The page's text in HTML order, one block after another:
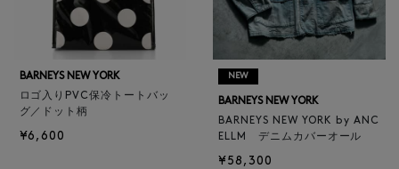
BARNEYS NEW YORK
ロゴ入りPVC保冷トートバッ
グ／ドット柄
¥6,600
NEW
BARNEYS NEW YORK
BARNEYS NEW YORK by ANC
ELLM デニムカバーオール
¥58,300